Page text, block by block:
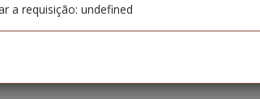
a requisição: undefined